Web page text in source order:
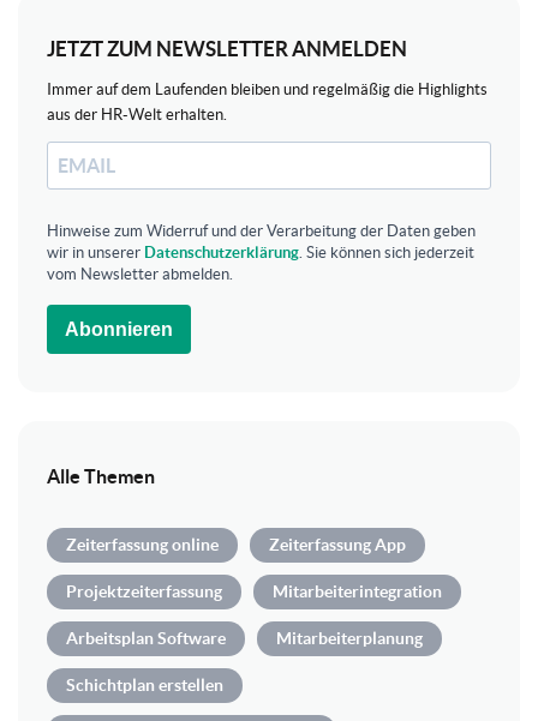
JETZT ZUM NEWSLETTER ANMELDEN
Immer auf dem Laufenden bleiben und regelmäßig die Highlights
aus der HR-Welt erhalten.
Hinweise zum Widerruf und der Verarbeitung der Daten geben
wir in unserer Datenschutzerklärung. Sie können sich jederzeit
vom Newsletter abmelden.
Abonnieren
Alle Themen
Zeiterfassung online Zeiterfassung App
Projektzeiterfassung Mitarbeiterintegration
Arbeitsplan Software Mitarbeiterplanung
Schichtplan erstellen